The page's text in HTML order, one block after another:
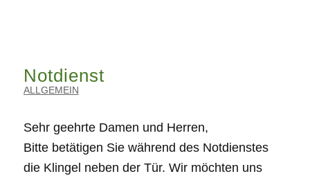
Notdienst
ALLGEMEIN
Sehr geehrte Damen und Herren,
Bitte betätigen Sie während des Notdienstes
die Klingel neben der Tür. Wir möchten uns